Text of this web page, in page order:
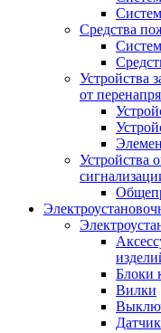
Средства
Устройства
от
Устройства
Блоки
Вилки